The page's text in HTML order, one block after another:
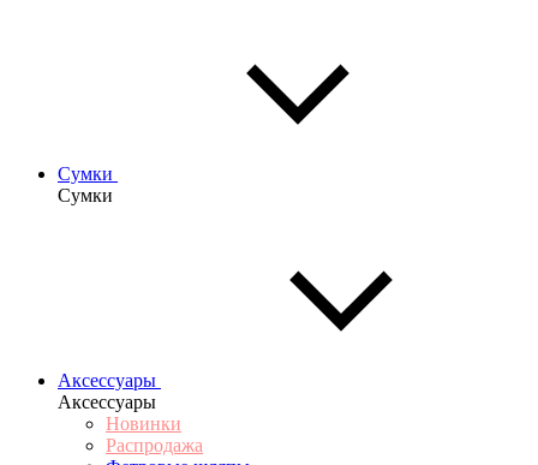
Сумки
Сумки
Аксессуары
Аксессуары
Новинки
Распродажа